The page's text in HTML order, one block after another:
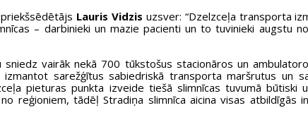
Lauris Vidzis uzsver: “Dzelzceļa transporta
– darbinieki un mazie pacienti un to tuvinieki
sniedz vairāk nekā 700 tūkstošus stacionāros un
sarežģītus sabiedriskā transporta maršrutus un
pieturas punkta izveide tiešā slimnīcas tuvumā
reģioniem, tādēļ Stradiņa slimnīca aicina visas